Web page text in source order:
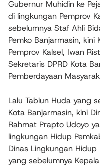
Gubernur Muhidin ke
di lingkungan Pemprov
sebelumnya Staf Ahli
Pemko Banjarmasin, kini
Pemprov Kalsel, Iwan
Sekretaris DPRD Kota
Pemberdayaan
Lalu Tabiun Huda yang
Kota Banjarmasin, kini
Rahmat Prapto Udoyo
lingkungan Hidup
Dinas Lingkungan Hidup
yang sebelumnya